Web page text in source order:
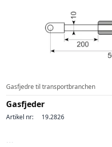
Gasfjedre til transportbranchen
Gasfjeder
Artikel nr: 19.2826
...